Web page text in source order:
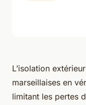
L’isolation
marseillaises en
limitant les pertes